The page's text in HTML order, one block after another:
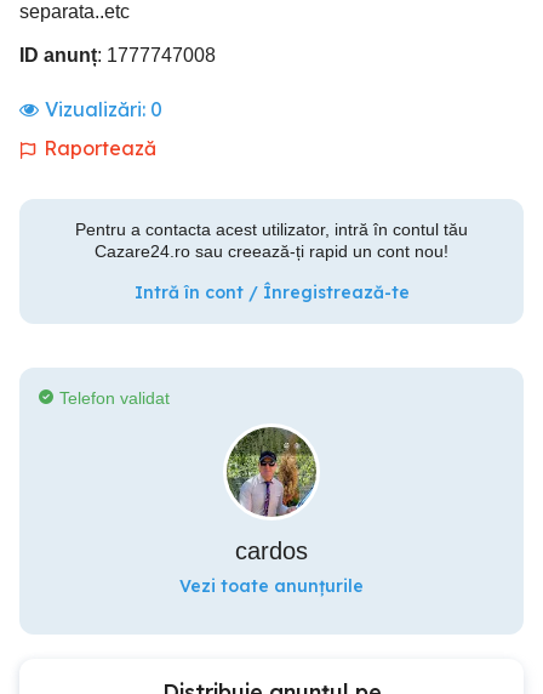
separata..etc
ID anunț: 1777747008
Vizualizări: 0
Raportează
Pentru a contacta acest utilizator, intră în contul tău
Cazare24.ro sau creează-ți rapid un cont nou!
Intră în cont / Înregistrează-te
Telefon validat
cardos
Vezi toate anunțurile